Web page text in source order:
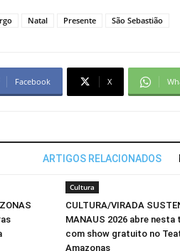
Natal Presente São Sebastião
Facebook X
ARTIGOS RELACIONADOS
Cultura
CULTURA/VIRADA
MANAUS 2026 abre nesta
com show gratuito no
Amazonas